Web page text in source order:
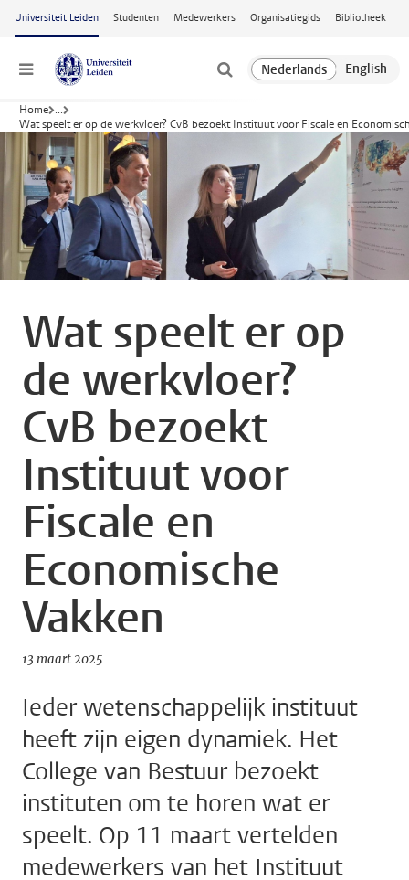
Ga naar hoofdinhoud
Universiteit Leiden Studenten Medewerkers Organisatiegids Bibliotheek
Menu
Home ...
Wat speelt er op de werkvloer? CvB bezoekt Instituut voor Fiscale en
Wat speelt er op
de werkvloer?
CvB bezoekt
Instituut voor
Fiscale en
Economische
Vakken
13 maart 2025
Ieder wetenschappelijk instituut
heeft zijn eigen dynamiek. Het
College van Bestuur bezoekt
instituten om te horen wat er
speelt. Op 11 maart vertelden
medewerkers van het Instituut